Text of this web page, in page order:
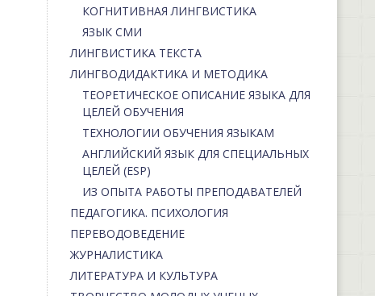
КОГНИТИВНАЯ ЛИНГВИСТИКА
ЯЗЫК СМИ
ЛИНГВИСТИКА ТЕКСТА
ЛИНГВОДИДАКТИКА И МЕТОДИКА
ТЕОРЕТИЧЕСКОЕ ОПИСАНИЕ ЯЗЫКА ДЛЯ
ЦЕЛЕЙ ОБУЧЕНИЯ
ТЕХНОЛОГИИ ОБУЧЕНИЯ ЯЗЫКАМ
АНГЛИЙСКИЙ ЯЗЫК ДЛЯ СПЕЦИАЛЬНЫХ
ЦЕЛЕЙ (ESP)
ИЗ ОПЫТА РАБОТЫ ПРЕПОДАВАТЕЛЕЙ
ПЕДАГОГИКА. ПСИХОЛОГИЯ
ПЕРЕВОДОВЕДЕНИЕ
ЖУРНАЛИСТИКА
ЛИТЕРАТУРА И КУЛЬТУРА